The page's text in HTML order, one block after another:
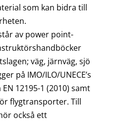
som kan bidra till
av power point-
väg, järnväg, sjö
på IMO/ILO/UNECE’s
12195-1 (2010) samt
flygtransporter. Till
också ett